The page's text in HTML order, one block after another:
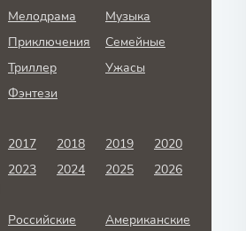
Мелодрама
Музыка
Приключения
Семейные
Триллер
Ужасы
Фэнтези
2017 2018 2019
2020
2023 2024 2025 2026
Российские
Американские